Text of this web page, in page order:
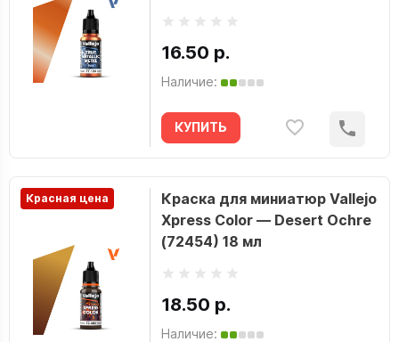
16.50 р.
Наличие:
КУПИТЬ
Красная цена
Краска для миниатюр Vallejo
Xpress Color — Desert Ochre
(72454) 18 мл
18.50 р.
Наличие: